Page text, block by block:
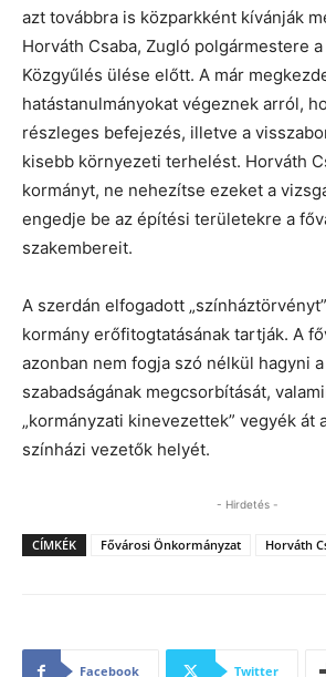
azt továbbra is közparkként kívánják
Horváth Csaba, Zugló polgármestere
Közgyűlés ülése előtt. A már
hatástanulmányokat végeznek arról,
részleges befejezés, illetve a
kisebb környezeti terhelést. Horváth
kormányt, ne nehezítse ezeket a
engedje be az építési területekre a
szakembereit.
A szerdán elfogadott
kormány erőfitogtatásának tartják. A
azonban nem fogja szó nélkül hagyni
szabadságának megcsorbítását,
„kormányzati kinevezettek” vegyék át
színházi vezetők helyét.
- Hirdetés -
CÍMKÉK Fővárosi Önkormányzat Horváth
Facebook Twitter